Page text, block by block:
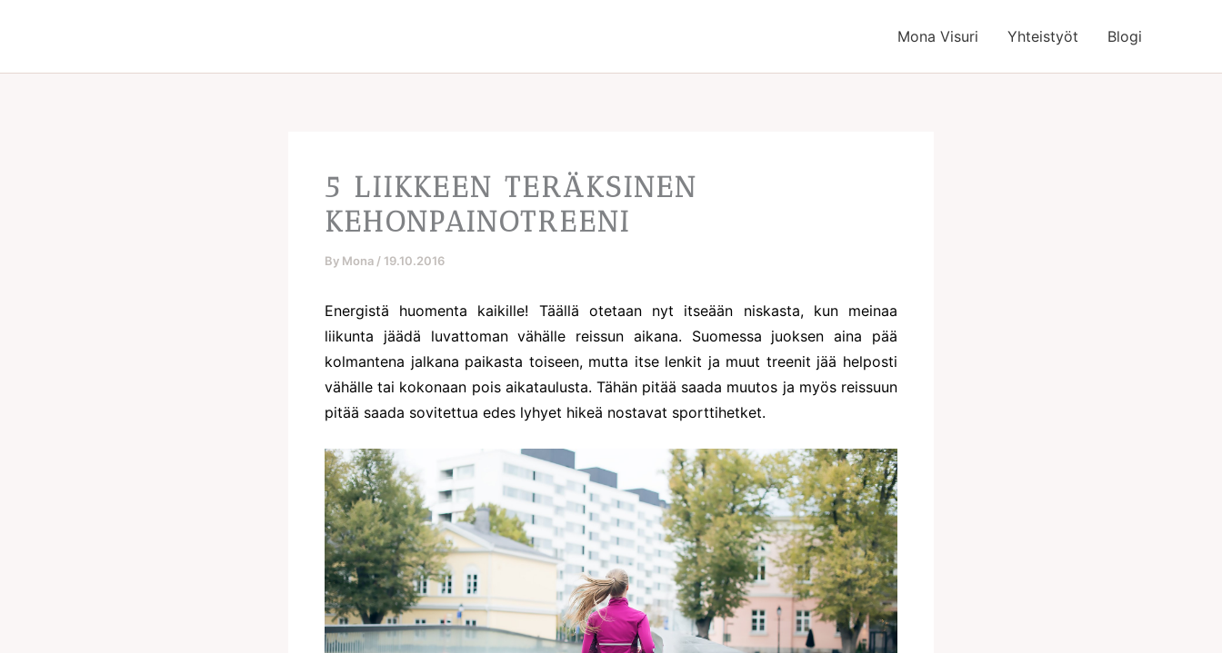
Mona Visuri Yhteistyöt Blogi
5 LIIKKEEN TERÄKSINEN
KEHONPAINOTREENI
By Mona / 19.10.2016
Energistä huomenta kaikille! Täällä otetaan nyt itseään niskasta, kun meinaa
liikunta jäädä luvattoman vähälle reissun aikana. Suomessa juoksen aina pää
kolmantena jalkana paikasta toiseen, mutta itse lenkit ja muut treenit jää helposti
vähälle tai kokonaan pois aikataulusta. Tähän pitää saada muutos ja myös reissuun
pitää saada sovitettua edes lyhyet hikeä nostavat sporttihetket.